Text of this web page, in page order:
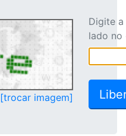
[trocar imagem]
Digite
lado no